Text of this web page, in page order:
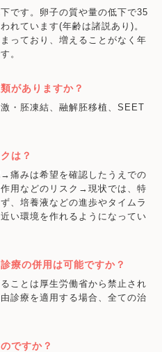
です。卵子の質や量の低下で35
れています(年齢は諸説あり)。
っており、増えることがなく年
。
がありますか？
・胚凍結、融解胚移植、SEET
は？
痛みは希望を確認したうえでの
用などのリスク→現状では、特
、培養液などの進歩やタイムラ
い環境を作れるようになってい
療の併用は可能ですか？
ことは厚生労働省から禁止され
診療を適用する場合、全ての治
ですか？